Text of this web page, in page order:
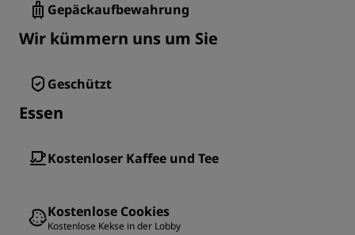
Gepäckaufbewahrung
Wir kümmern uns um Sie
Geschützt
Essen
Kostenloser Kaffee und Tee
Kostenlose Cookies
Kostenlose Kekse in der Lobby